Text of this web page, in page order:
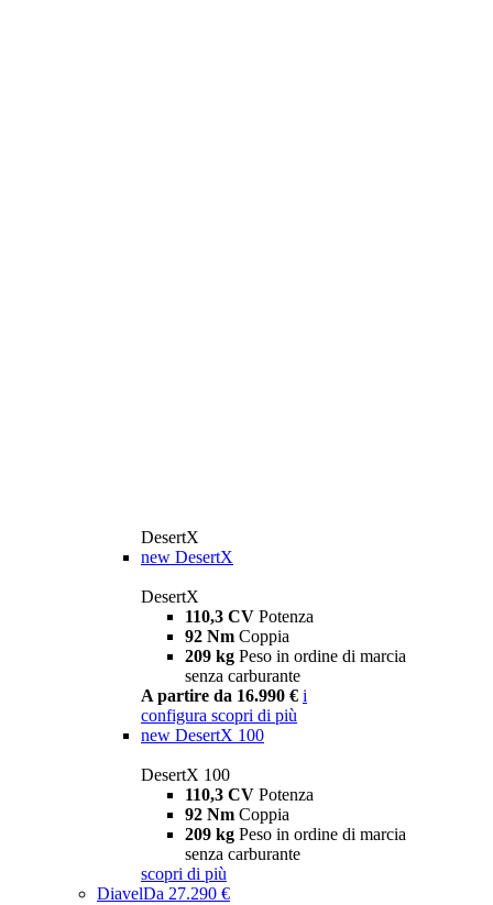
DesertX
new DesertX
DesertX
110,3 CV Potenza
92 Nm Coppia
209 kg Peso in ordine di marcia
senza carburante
A partire da 16.990 € i
configura scopri di più
new DesertX 100
DesertX 100
110,3 CV Potenza
92 Nm Coppia
209 kg Peso in ordine di marcia
senza carburante
scopri di più
DiavelDa 27.290 €